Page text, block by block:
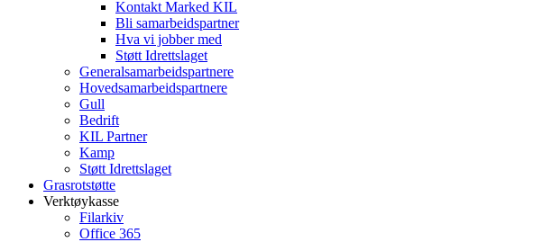
Kontakt Marked KIL
Bli samarbeidspartner
Hva vi jobber med
Støtt Idrettslaget
Generalsamarbeidspartnere
Hovedsamarbeidspartnere
Gull
Bedrift
KIL Partner
Kamp
Støtt Idrettslaget
Grasrotstøtte
Verktøykasse
Filarkiv
Office 365